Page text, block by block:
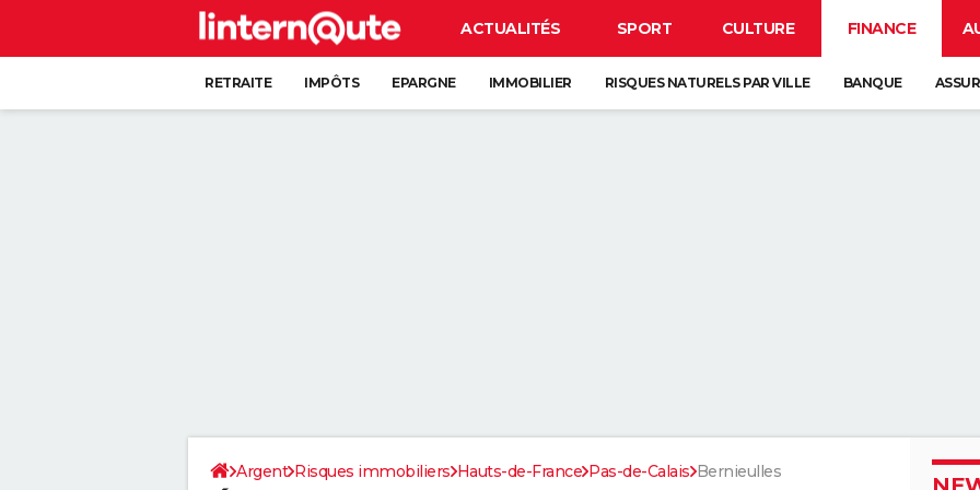
ACTUALITÉS SPORT CULTURE FINANCE
RETRAITE IMPÔTS EPARGNE IMMOBILIER RISQUES NATURELS PAR VILLE BANQUE
Argent Risques immobiliers Hauts-de-France Pas-de-Calais Bernieulles